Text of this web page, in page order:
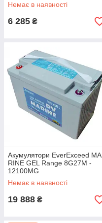
Немає в наявності
6 285 ₴
Акумулятори EverExceed MA
RINE GEL Range 8G27M -
12100MG
Немає в наявності
19 888 ₴